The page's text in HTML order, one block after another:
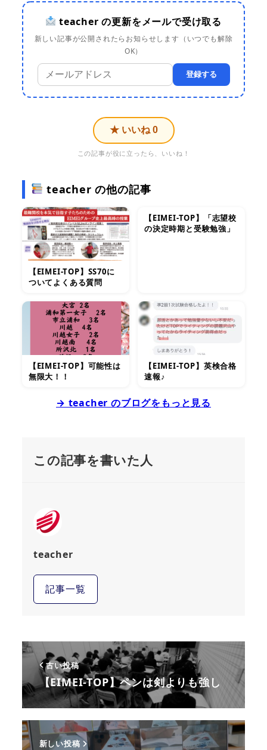
teacher の更新をメールで受け取る
新しい記事が公開されたらお知らせします（いつでも解除
OK）
登録する
★ いいね 0
この記事が役に立ったら、いいね！
teacher の他の記事
【EIMEI-TOP】SS70に
ついてよくある質問
【EIMEI-TOP】「志望校
の決定時期と受験勉強」
【EIMEI-TOP】可能性は
無限大！！
【EIMEI-TOP】英検合格
速報♪
→ teacher のブログをもっと見る
この記事を書いた人
teacher
記事一覧
古い投稿
【EIMEI-TOP】ペンは剣よりも強し
新しい投稿